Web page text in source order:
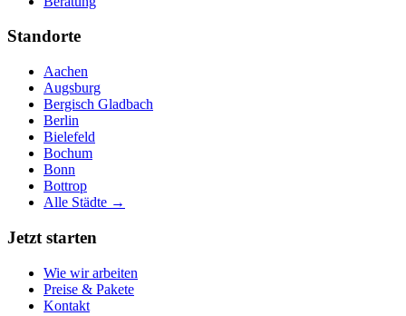
Standorte
Aachen
Augsburg
Bergisch Gladbach
Berlin
Bielefeld
Bochum
Bonn
Bottrop
Alle Städte →
Jetzt starten
Wie wir arbeiten
Preise & Pakete
Kontakt